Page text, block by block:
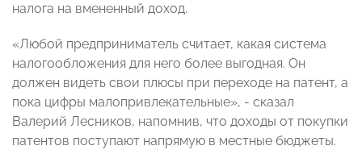
налога на вмененный доход.
«Любой предприниматель считает, какая система
налогообложения для него более выгодная. Он
должен видеть свои плюсы при переходе на патент, а
пока цифры малопривлекательные», - сказал
Валерий Лесников, напомнив, что доходы от покупки
патентов поступают напрямую в местные бюджеты.